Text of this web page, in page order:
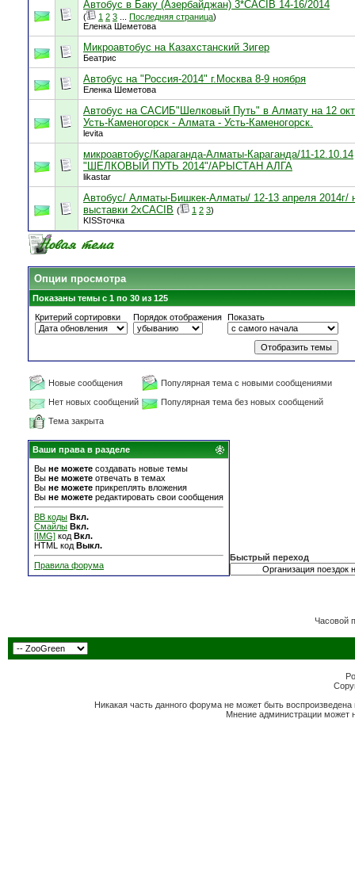
Автобус в Баку (Азербайджан) 3*САСIB 14-16/2014
( 1 2 3 Последняя страница)
Еленка Шеметова
Микроавтобус на Казахстанский Зигер
Беатрис
Автобус на "Россия-2014" г.Москва 8-9 ноября
Еленка Шеметова
Автобус на САСИБ"Шелковый Путь" в Алмату на 12
Усть-Каменогорск - Алмата - Усть-Каменогорск.
levita
микроавтобус/Караганда-Алматы-Караганда/11-12.10.14
"ШЕЛКОВЫЙ ПУТЬ 2014"/АРЫСТАН АЛГА
likastar
Автобус/ Алматы-Бишкек-Алматы/ 12-13 апреля 2014г/
выставки 2хCACIB ( 1 2 3)
KISSточка
Опции просмотра
Показаны темы с 1 по 30 из 125
Критерий сортировки
Порядок отображения Показать
Новые сообщения
Популярная тема с новыми сообщениями
Нет новых сообщений
Популярная тема без новых сообщений
Тема закрыта
Ваши права в разделе
Вы не можете создавать новые темы
Вы не можете отвечать в темах
Вы не можете прикреплять вложения
Вы не можете редактировать свои сообщения
BB коды Вкл.
Смайлы Вкл.
[IMG] код Вкл.
HTML код Выкл.
Правила форума
Быстрый переход
Часовой
Никакая часть данного форума не может быть
Мнение администрации может